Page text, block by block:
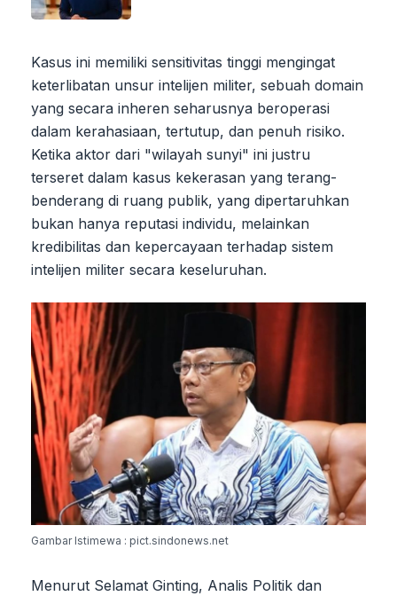
Kasus ini memiliki sensitivitas tinggi mengingat
keterlibatan unsur intelijen militer, sebuah domain
yang secara inheren seharusnya beroperasi
dalam kerahasiaan, tertutup, dan penuh risiko.
Ketika aktor dari "wilayah sunyi" ini justru
terseret dalam kasus kekerasan yang terang-
benderang di ruang publik, yang dipertaruhkan
bukan hanya reputasi individu, melainkan
kredibilitas dan kepercayaan terhadap sistem
intelijen militer secara keseluruhan.
Gambar Istimewa : pict.sindonews.net
Menurut Selamat Ginting, Analis Politik dan